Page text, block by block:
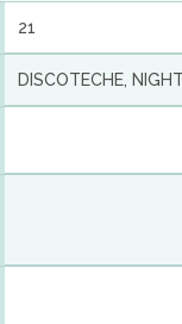
21
DISCOTECHE,